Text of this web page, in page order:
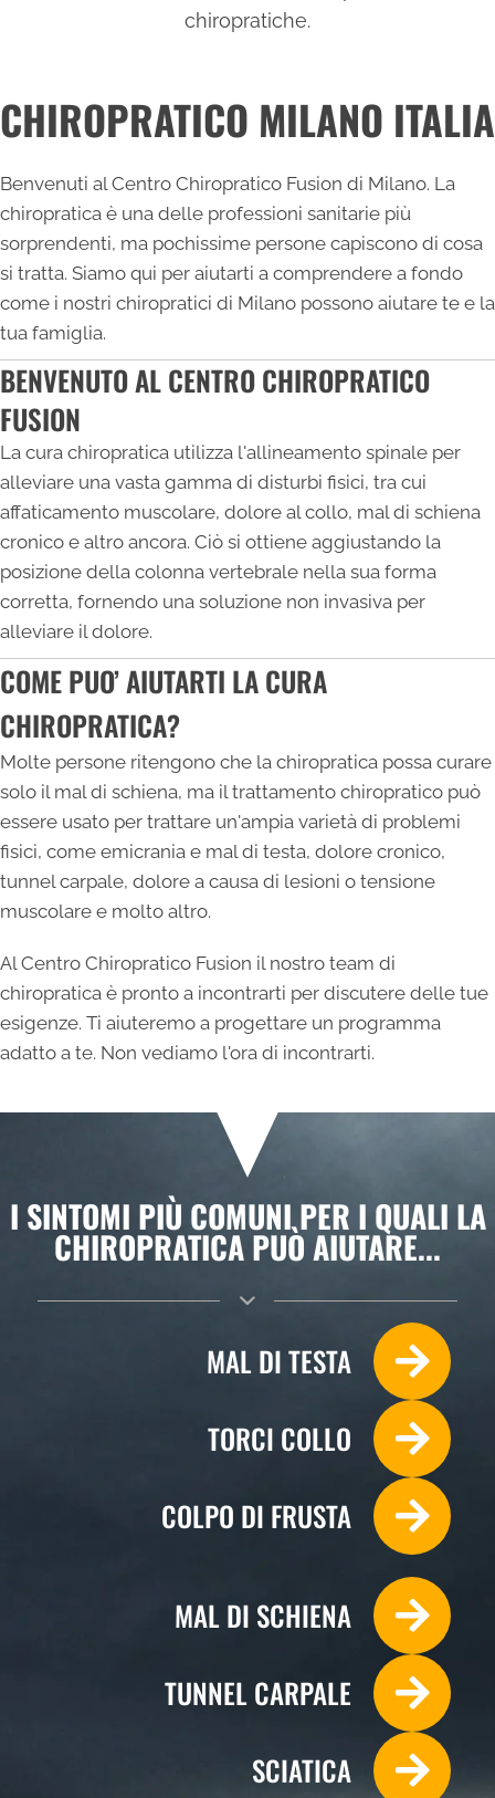
chiropratiche.
CHIROPRATICO MILANO ITALIA
Benvenuti al Centro Chiropratico Fusion di Milano. La
chiropratica è una delle professioni sanitarie più
sorprendenti, ma pochissime persone capiscono di cosa
si tratta. Siamo qui per aiutarti a comprendere a fondo
come i nostri chiropratici di Milano possono aiutare te e la
tua famiglia.
BENVENUTO AL CENTRO CHIROPRATICO
FUSION
La cura chiropratica utilizza l'allineamento spinale per
alleviare una vasta gamma di disturbi fisici, tra cui
affaticamento muscolare, dolore al collo, mal di schiena
cronico e altro ancora. Ciò si ottiene aggiustando la
posizione della colonna vertebrale nella sua forma
corretta, fornendo una soluzione non invasiva per
alleviare il dolore.
COME PUO’ AIUTARTI LA CURA
CHIROPRATICA?
Molte persone ritengono che la chiropratica possa curare
solo il mal di schiena, ma il trattamento chiropratico può
essere usato per trattare un'ampia varietà di problemi
fisici, come emicrania e mal di testa, dolore cronico,
tunnel carpale, dolore a causa di lesioni o tensione
muscolare e molto altro.
Al Centro Chiropratico Fusion il nostro team di
chiropratica è pronto a incontrarti per discutere delle tue
esigenze. Ti aiuteremo a progettare un programma
adatto a te. Non vediamo l'ora di incontrarti.
I SINTOMI PIÙ COMUNI PER I QUALI LA
CHIROPRATICA PUÒ AIUTARE...
MAL DI TESTA
TORCI COLLO
COLPO DI FRUSTA
MAL DI SCHIENA
TUNNEL CARPALE
SCIATICA
Lunedi
10:00 - 13:00